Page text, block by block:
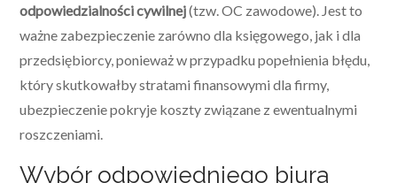
odpowiedzialności cywilnej(tzw. OC zawodowe). Jest to
ważne zabezpieczenie zarówno dla księgowego, jak i dla
przedsiębiorcy, ponieważ w przypadku popełnienia błędu,
który skutkowałby stratami finansowymi dla firmy,
ubezpieczenie pokryje koszty związane z ewentualnymi
roszczeniami.
Wybór odpowiedniego biura